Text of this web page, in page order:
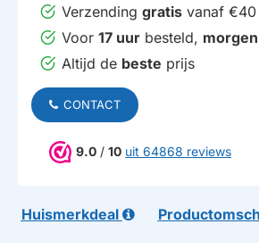
Verzending gratis vanaf €40
Voor 17 uur besteld, morgen
Altijd de beste prijs
CONTACT
9.0 / 10 uit 64868 reviews
Huismerkdeal